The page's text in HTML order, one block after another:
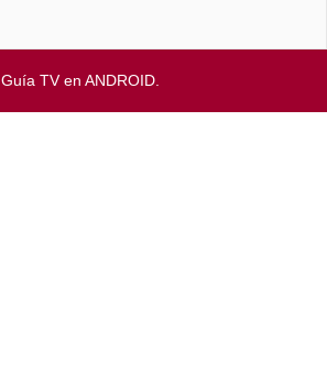
Guía TV en ANDROID.